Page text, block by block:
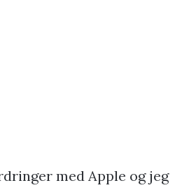
med Apple og jeg